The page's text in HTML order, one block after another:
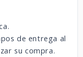
de entrega al
su compra.